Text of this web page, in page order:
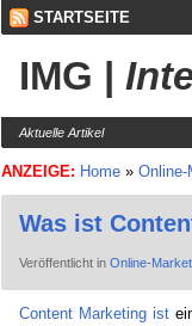
STARTSEITE
IMG |
Aktuelle Artikel
ANZEIGE: Home» Online-
Was ist
Veröffentlicht in Online-
Content Marketing ist